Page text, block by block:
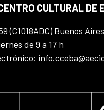
CULTURAL DE
(C1018ADC) Buenos Aires
de 9 a 17 h